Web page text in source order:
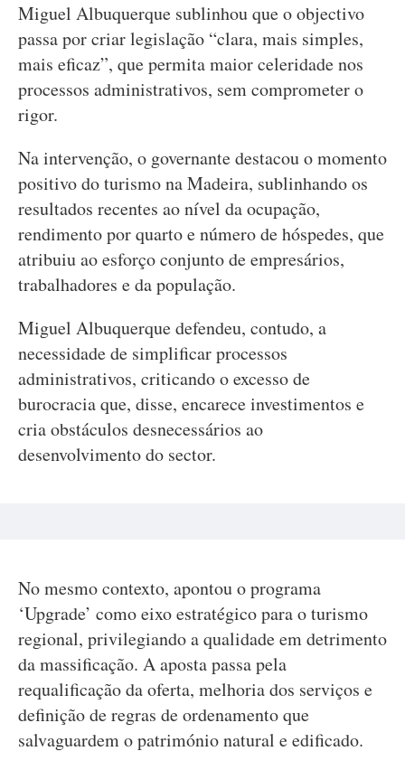
Miguel Albuquerque sublinhou que o objectivo
passa por criar legislação “clara, mais simples,
mais eficaz”, que permita maior celeridade nos
processos administrativos, sem comprometer o
rigor.
Na intervenção, o governante destacou o momento
positivo do turismo na Madeira, sublinhando os
resultados recentes ao nível da ocupação,
rendimento por quarto e número de hóspedes, que
atribuiu ao esforço conjunto de empresários,
trabalhadores e da população.
Miguel Albuquerque defendeu, contudo, a
necessidade de simplificar processos
administrativos, criticando o excesso de
burocracia que, disse, encarece investimentos e
cria obstáculos desnecessários ao
desenvolvimento do sector.
No mesmo contexto, apontou o programa
‘Upgrade’ como eixo estratégico para o turismo
regional, privilegiando a qualidade em detrimento
da massificação. A aposta passa pela
requalificação da oferta, melhoria dos serviços e
definição de regras de ordenamento que
salvaguardem o património natural e edificado.